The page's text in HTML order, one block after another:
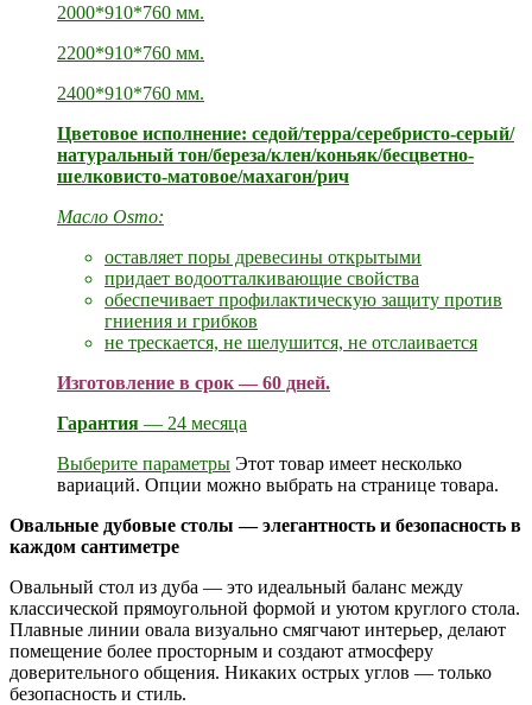
2000*910*760 мм.
2200*910*760 мм.
2400*910*760 мм.
Цветовое исполнение: седой/терра/серебристо-серый/
натуральный тон/береза/клен/коньяк/бесцветно-
шелковисто-матовое/махагон/рич
Масло Osmo:
оставляет поры древесины открытыми
придает водоотталкивающие свойства
обеспечивает профилактическую защиту против
гниения и грибков
не трескается, не шелушится, не отслаивается
Изготовление в срок — 60 дней.
Гарантия — 24 месяца
Выберите параметры Этот товар имеет несколько
вариаций. Опции можно выбрать на странице товара.
Овальные дубовые столы — элегантность и безопасность в
каждом сантиметре
Овальный стол из дуба — это идеальный баланс между
классической прямоугольной формой и уютом круглого стола.
Плавные линии овала визуально смягчают интерьер, делают
помещение более просторным и создают атмосферу
доверительного общения. Никаких острых углов — только
безопасность и стиль.